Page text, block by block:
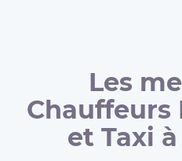
Les
Chauffeurs
et Taxi